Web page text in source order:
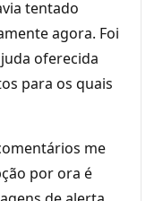
tentado
agora. Foi
oferecida
para os quais
me
por ora é